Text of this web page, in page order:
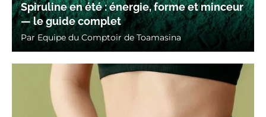
Spiruline en été : énergie, forme et minceur
— le guide complet
Par Equipe du Comptoir de Toamasina